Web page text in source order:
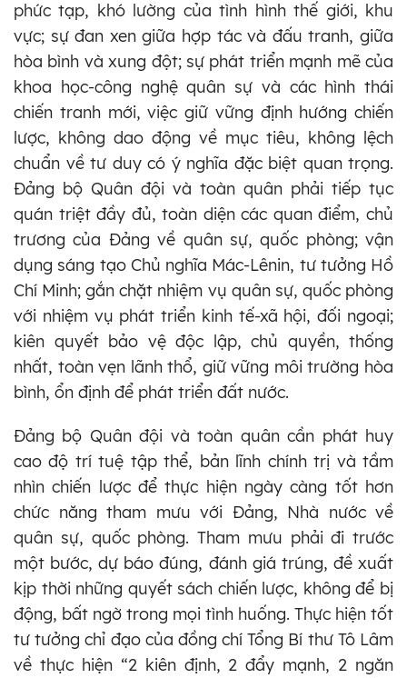
phức tạp, khó lường của tình hình thế giới, khu
vực; sự đan xen giữa hợp tác và đấu tranh, giữa
hòa bình và xung đột; sự phát triển mạnh mẽ của
khoa học-công nghệ quân sự và các hình thái
chiến tranh mới, việc giữ vững định hướng chiến
lược, không dao động về mục tiêu, không lệch
chuẩn về tư duy có ý nghĩa đặc biệt quan trọng.
Đảng bộ Quân đội và toàn quân phải tiếp tục
quán triệt đầy đủ, toàn diện các quan điểm, chủ
trương của Đảng về quân sự, quốc phòng; vận
dụng sáng tạo Chủ nghĩa Mác-Lênin, tư tưởng Hồ
Chí Minh; gắn chặt nhiệm vụ quân sự, quốc phòng
với nhiệm vụ phát triển kinh tế-xã hội, đối ngoại;
kiên quyết bảo vệ độc lập, chủ quyền, thống
nhất, toàn vẹn lãnh thổ, giữ vững môi trường hòa
bình, ổn định để phát triển đất nước.
Đảng bộ Quân đội và toàn quân cần phát huy
cao độ trí tuệ tập thể, bản lĩnh chính trị và tầm
nhìn chiến lược để thực hiện ngày càng tốt hơn
chức năng tham mưu với Đảng, Nhà nước về
quân sự, quốc phòng. Tham mưu phải đi trước
một bước, dự báo đúng, đánh giá trúng, đề xuất
kịp thời những quyết sách chiến lược, không để bị
động, bất ngờ trong mọi tình huống. Thực hiện tốt
tư tưởng chỉ đạo của đồng chí Tổng Bí thư Tô Lâm
về thực hiện “2 kiên định, 2 đẩy mạnh, 2 ngăn